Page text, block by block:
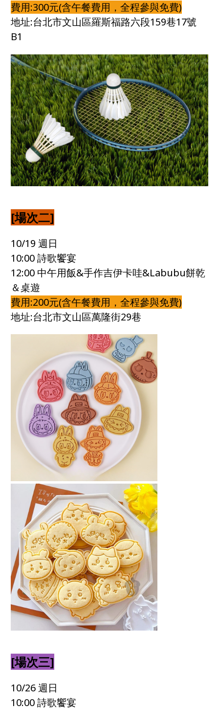
費用:300元(含午餐費用，全程參與免費)
地址:台北市文山區羅斯福路六段159巷17號
B1
[場次二]
10/19 週日
10:00 詩歌饗宴
12:00 中午用飯&手作吉伊卡哇&Labubu餅乾
＆桌遊
費用:200元(含午餐費用，全程參與免費)
地址:台北市文山區萬隆街29巷
[場次三]
10/26 週日
10:00 詩歌饗宴